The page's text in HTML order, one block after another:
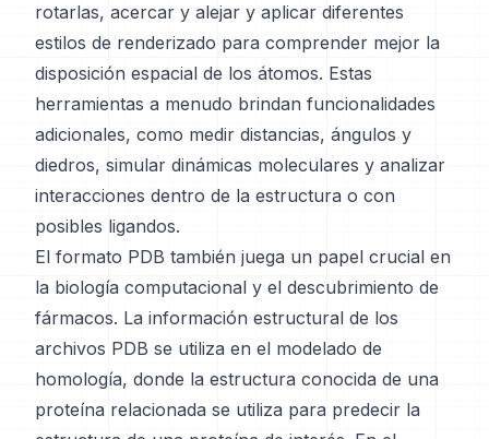
rotarlas, acercar y alejar y aplicar diferentes
estilos de renderizado para comprender mejor la
disposición espacial de los átomos. Estas
herramientas a menudo brindan funcionalidades
adicionales, como medir distancias, ángulos y
diedros, simular dinámicas moleculares y analizar
interacciones dentro de la estructura o con
posibles ligandos.
El formato PDB también juega un papel crucial en
la biología computacional y el descubrimiento de
fármacos. La información estructural de los
archivos PDB se utiliza en el modelado de
homología, donde la estructura conocida de una
proteína relacionada se utiliza para predecir la